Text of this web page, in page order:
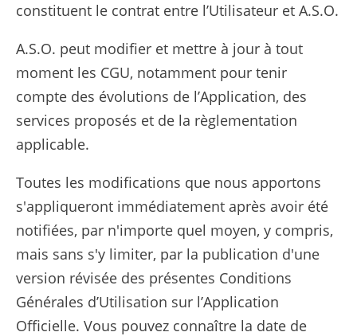
constituent le contrat entre l’Utilisateur et A.S.O.
A.S.O. peut modifier et mettre à jour à tout
moment les CGU, notamment pour tenir
compte des évolutions de l’Application, des
services proposés et de la règlementation
applicable.
Toutes les modifications que nous apportons
s'appliqueront immédiatement après avoir été
notifiées, par n'importe quel moyen, y compris,
mais sans s'y limiter, par la publication d'une
version révisée des présentes Conditions
Générales d’Utilisation sur l’Application
Officielle. Vous pouvez connaître la date de